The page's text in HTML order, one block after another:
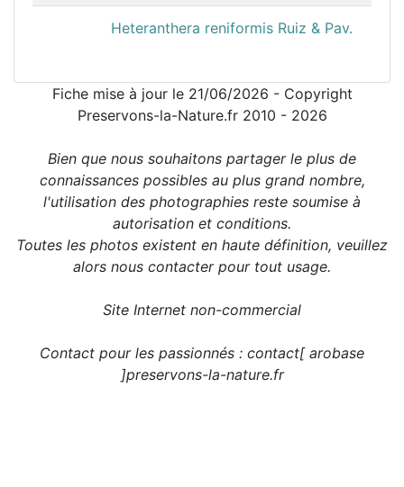
Heteranthera reniformis Ruiz & Pav.
Fiche mise à jour le 21/06/2026 - Copyright
Preservons-la-Nature.fr 2010 - 2026
Bien que nous souhaitons partager le plus de
connaissances possibles au plus grand nombre,
l'utilisation des photographies reste soumise à
autorisation et conditions.
Toutes les photos existent en haute définition, veuillez
alors nous contacter pour tout usage.
Site Internet non-commercial
Contact pour les passionnés : contact[ arobase
]preservons-la-nature.fr